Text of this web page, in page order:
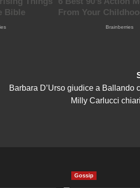
Barbara D’Urso giudice a Ballando
Milly Carlucci
Gossip